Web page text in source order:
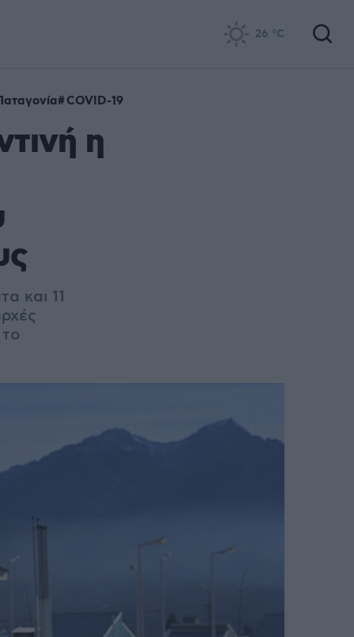
26 °C
COVID-19
η
και 11